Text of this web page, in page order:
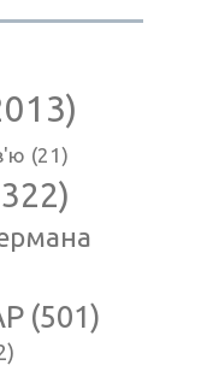
(21)
(501)